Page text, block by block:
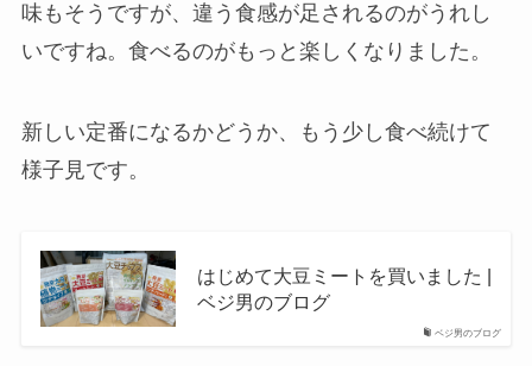
味もそうですが、違う食感が足されるのがうれし
いですね。食べるのがもっと楽しくなりました。
新しい定番になるかどうか、もう少し食べ続けて
様子見です。
ベジ男のブログ
はじめて大豆ミートを買いました |
ベジ男のブログ